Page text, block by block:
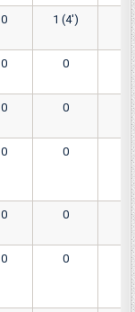
0 1 (4') 0
0 0 0
0 0 0
0 0 0
0 0 0
0 0 0